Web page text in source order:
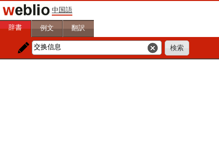
中国語
辞書 例文 翻訳